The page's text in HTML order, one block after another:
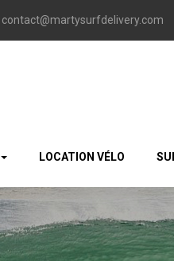
contact@martysurfdelivery.com
LOCATION VÉLO